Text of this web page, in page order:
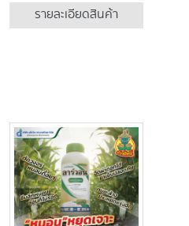
รายละเอียดสินค้า